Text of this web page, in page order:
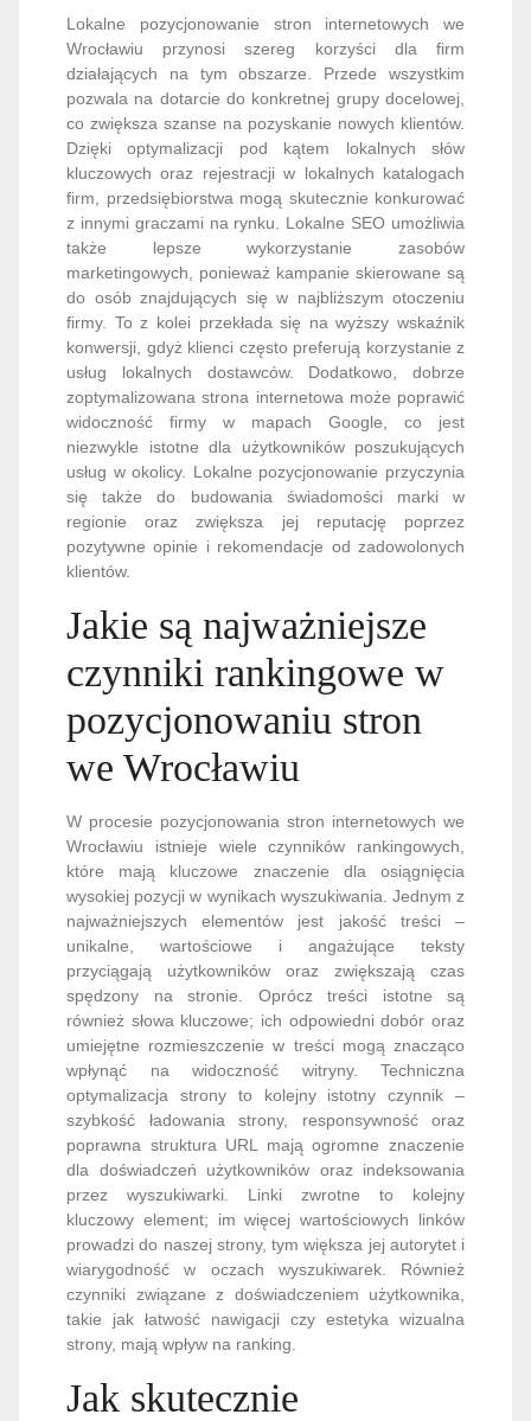
Lokalne pozycjonowanie stron internetowych we
Wrocławiu przynosi szereg korzyści dla firm
działających na tym obszarze. Przede wszystkim
pozwala na dotarcie do konkretnej grupy docelowej,
co zwiększa szanse na pozyskanie nowych klientów.
Dzięki optymalizacji pod kątem lokalnych słów
kluczowych oraz rejestracji w lokalnych katalogach
firm, przedsiębiorstwa mogą skutecznie konkurować
z innymi graczami na rynku. Lokalne SEO umożliwia
także lepsze wykorzystanie zasobów
marketingowych, ponieważ kampanie skierowane są
do osób znajdujących się w najbliższym otoczeniu
firmy. To z kolei przekłada się na wyższy wskaźnik
konwersji, gdyż klienci często preferują korzystanie z
usług lokalnych dostawców. Dodatkowo, dobrze
zoptymalizowana strona internetowa może poprawić
widoczność firmy w mapach Google, co jest
niezwykle istotne dla użytkowników poszukujących
usług w okolicy. Lokalne pozycjonowanie przyczynia
się także do budowania świadomości marki w
regionie oraz zwiększa jej reputację poprzez
pozytywne opinie i rekomendacje od zadowolonych
klientów.
Jakie są najważniejsze
czynniki rankingowe w
pozycjonowaniu stron
we Wrocławiu
W procesie pozycjonowania stron internetowych we
Wrocławiu istnieje wiele czynników rankingowych,
które mają kluczowe znaczenie dla osiągnięcia
wysokiej pozycji w wynikach wyszukiwania. Jednym z
najważniejszych elementów jest jakość treści –
unikalne, wartościowe i angażujące teksty
przyciągają użytkowników oraz zwiększają czas
spędzony na stronie. Oprócz treści istotne są
również słowa kluczowe; ich odpowiedni dobór oraz
umiejętne rozmieszczenie w treści mogą znacząco
wpłynąć na widoczność witryny. Techniczna
optymalizacja strony to kolejny istotny czynnik –
szybkość ładowania strony, responsywność oraz
poprawna struktura URL mają ogromne znaczenie
dla doświadczeń użytkowników oraz indeksowania
przez wyszukiwarki. Linki zwrotne to kolejny
kluczowy element; im więcej wartościowych linków
prowadzi do naszej strony, tym większa jej autorytet i
wiarygodność w oczach wyszukiwarek. Również
czynniki związane z doświadczeniem użytkownika,
takie jak łatwość nawigacji czy estetyka wizualna
strony, mają wpływ na ranking.
Jak skutecznie